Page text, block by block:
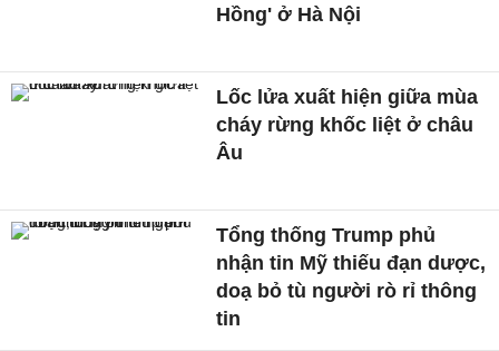
Hồng' ở Hà Nội
Lốc lửa xuất hiện giữa mùa
cháy rừng khốc liệt ở châu
Âu
Tổng thống Trump phủ
nhận tin Mỹ thiếu đạn dược,
doạ bỏ tù người rò rỉ thông
tin